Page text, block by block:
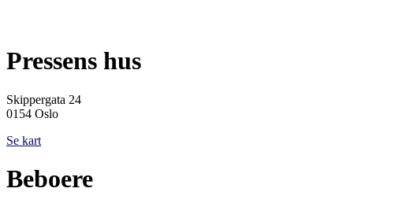
Pressens hus
Skippergata 24
0154 Oslo
Se kart
Beboere